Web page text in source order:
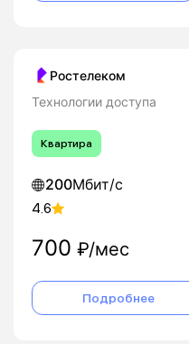
Ростелеком
Технологии доступа
Квартира
200Мбит/с
4.6
700 ₽/мес
Подробнее